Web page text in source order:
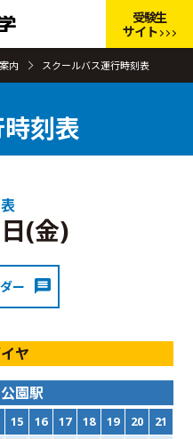
受験生
サイト
内 スクールバス運行時刻表
刻表
(金)
ー
ヤ
園駅
15 16 17 18 19 20 21